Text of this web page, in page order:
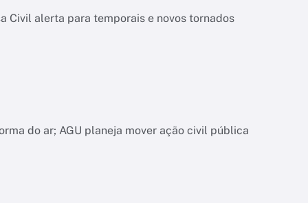
Civil alerta para temporais e novos tornados
do ar; AGU planeja mover ação civil pública